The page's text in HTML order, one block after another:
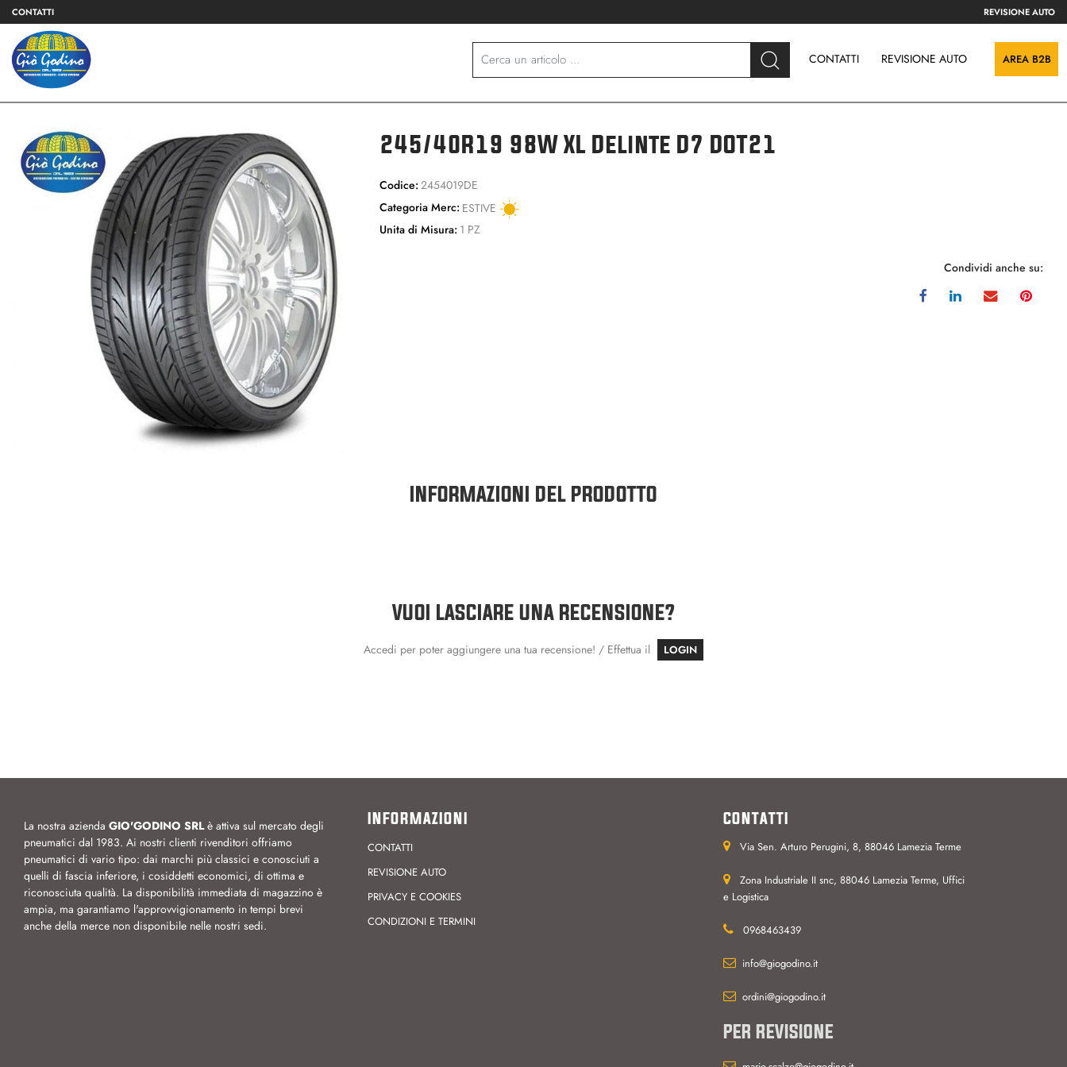
CONTATTI REVISIONE AUTO
CONTATTI REVISIONE AUTO AREA B2B
245/40R19 98W XL Delinte D7 DOT21
Codice: 2454019DE
Categoria Merc: ESTIVE
Unita di Misura: 1 PZ
Condividi anche su:
INFORMAZIONI DEL PRODOTTO
VUOI LASCIARE UNA RECENSIONE?
Accedi per poter aggiungere una tua recensione! / Effettua il LOGIN
La nostra azienda GIO'GODINO SRLè attiva sul mercato degli
pneumatici dal 1983. Ai nostri clienti rivenditori offriamo
pneumatici di vario tipo: dai marchi più classici e conosciuti a
quelli di fascia inferiore, i cosiddetti economici, di ottima e
riconosciuta qualità. La disponibilità immediata di magazzino è
ampia, ma garantiamo l'approvvigionamento in tempi brevi
anche della merce non disponibile nelle nostri sedi.
INFORMAZIONI
CONTATTI
REVISIONE AUTO
PRIVACY E COOKIES
CONDIZIONI E TERMINI
CONTATTI
Via Sen. Arturo Perugini, 8, 88046 Lamezia Terme
Zona Industriale II snc, 88046 Lamezia Terme, Uffici
e Logistica
0968463439
info@giogodino.it
ordini@giogodino.it
PER REVISIONE